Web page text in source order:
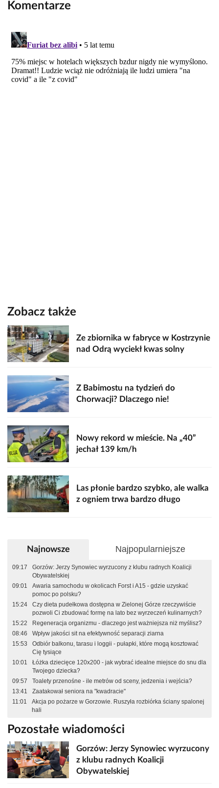
Komentarze
Zobacz także
Ze zbiornika w fabryce w Kostrzynie
nad Odrą wyciekł kwas solny
Z Babimostu na tydzień do
Chorwacji? Dlaczego nie!
Nowy rekord w mieście. Na „40”
jechał 139 km/h
Las płonie bardzo szybko, ale walka
z ogniem trwa bardzo długo
Najnowsze Najpopularniejsze
09:17
Gorzów: Jerzy Synowiec wyrzucony z klubu radnych Koalicji
Obywatelskiej
09:01
Awaria samochodu w okolicach Forst i A15 - gdzie uzyskać
pomoc po polsku?
15:24
Czy dieta pudełkowa dostępna w Zielonej Górze rzeczywiście
pozwoli Ci zbudować formę na lato bez wyrzeczeń kulinarnych?
15:22
Regeneracja organizmu - dlaczego jest ważniejsza niż myślisz?
08:46
Wpływ jakości sit na efektywność separacji ziarna
15:53
Odbiór balkonu, tarasu i loggii - pułapki, które mogą kosztować
Cię tysiące
10:01
Łóżka dziecięce 120x200 - jak wybrać idealne miejsce do snu dla
Twojego dziecka?
09:57
Toalety przenośne - ile metrów od sceny, jedzenia i wejścia?
13:41
Zaatakował seniora na "kwadracie"
11:01
Akcja po pożarze w Gorzowie. Ruszyła rozbiórka ściany spalonej
hali
Pozostałe wiadomości
Gorzów: Jerzy Synowiec wyrzucony
z klubu radnych Koalicji
Obywatelskiej